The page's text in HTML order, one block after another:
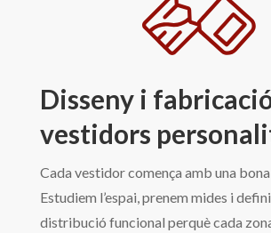
Disseny i
vestidors
Cada vestidor comença amb una
Estudiem l’espai, prenem mides i
distribució funcional perquè cada